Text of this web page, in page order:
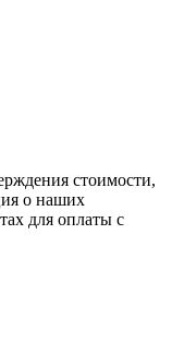
стоимости,
о наших
для оплаты с